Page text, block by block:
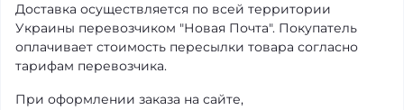
Доставка осуществляется по всей территории
Украины перевозчиком "Новая Почта". Покупатель
оплачивает стоимость пересылки товара согласно
тарифам перевозчика.
При оформлении заказа на сайте,